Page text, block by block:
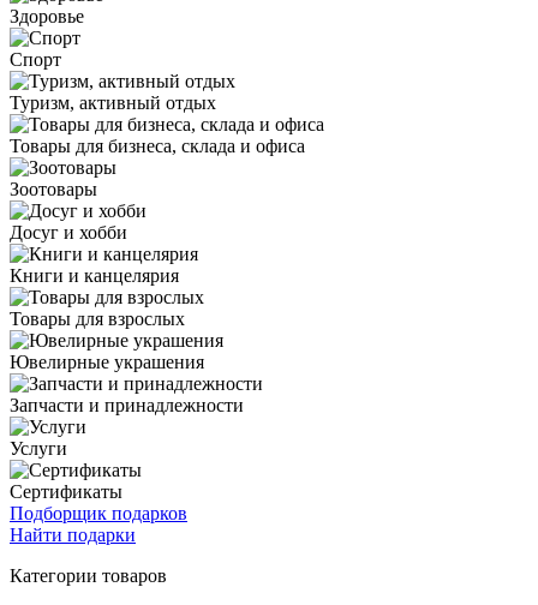
Здоровье
Спорт
Туризм, активный отдых
Товары для бизнеса, склада и офиса
Зоотовары
Досуг и хобби
Книги и канцелярия
Товары для взрослых
Ювелирные украшения
Запчасти и принадлежности
Услуги
Сертификаты
Подборщик подарков
Найти подарки
Категории товаров